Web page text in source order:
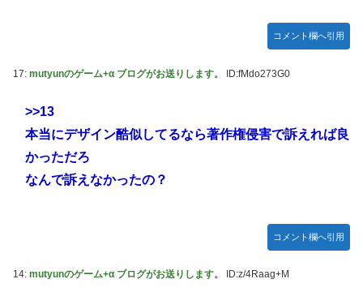
コメント欄へ引用
17: mutyunのゲーム+α ブログがお送りします。 ID:fMdo273G0
>>13
本当にデザイン酷似してるなら著作権侵害で訴えれば良
かっただろ
なんで訴えなかったの？
コメント欄へ引用
14: mutyunのゲーム+α ブログがお送りします。 ID:z/4Raag+M